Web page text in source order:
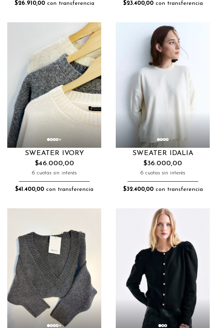
$26.910,00con transferencia $23.400,00con transferencia
SWEATER IVORY
$46.000,00
6 cuotas sin interés
$41.400,00 con transferencia
SWEATER IDALIA
$36.000,00
6 cuotas sin interés
$32.400,00con transferencia